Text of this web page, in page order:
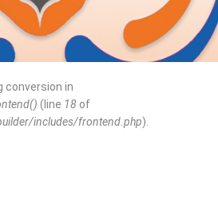
conversion in
(line 18 of
includes/frontend.php).